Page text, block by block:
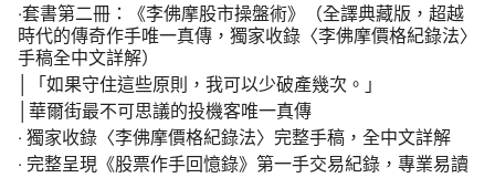
‧套書第二冊：《李佛摩股市操盤術》（全譯典藏版，超越
時代的傳奇作手唯一真傳，獨家收錄〈李佛摩價格紀錄法〉
手稿全中文詳解）
│「如果守住這些原則，我可以少破產幾次。」
│華爾街最不可思議的投機客唯一真傳
‧ 獨家收錄〈李佛摩價格紀錄法〉完整手稿，全中文詳解
‧ 完整呈現《股票作手回憶錄》第一手交易紀錄，專業易讀